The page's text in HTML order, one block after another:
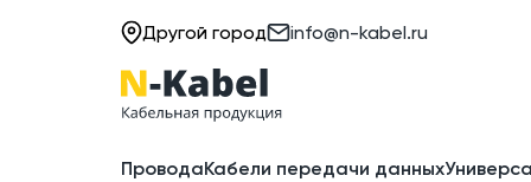
Другой город info@n-kabel.ru
ПроводаКабели передачи данных